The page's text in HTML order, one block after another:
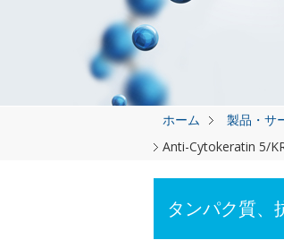
ホーム 製品・サ
Anti-Cytokeratin 5/
タンパク質、